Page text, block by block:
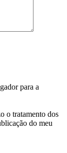
para a
o tratamento dos
do meu